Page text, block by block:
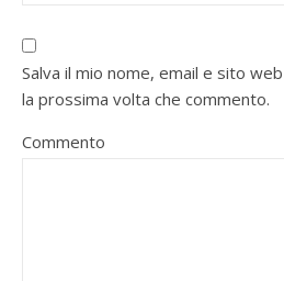
Salva il mio nome, email e sito
la prossima volta che commento.
Commento